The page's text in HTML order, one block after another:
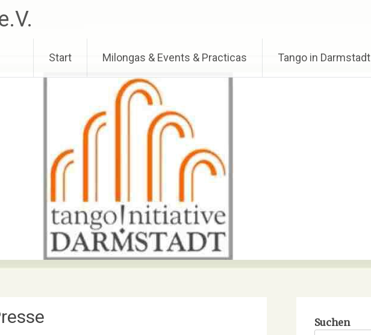
Start Milongas & Events & Practicas Tango in Darmstadt
Suchen